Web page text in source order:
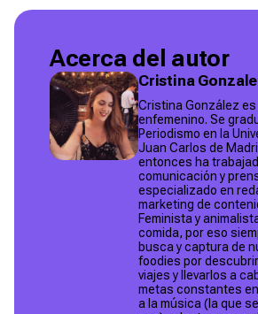
Acerca del autor
Cristina
Cristina González
enfemenino. Se
Periodismo en la
Juan Carlos de
entonces ha
comunicación y
especializado en
marketing de
Feminista y
comida, por eso
busca y captura de
foodies por
viajes y llevarlos a
metas constantes
a la música (la que